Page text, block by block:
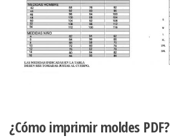
¿Cómo imprimir moldes PDF?